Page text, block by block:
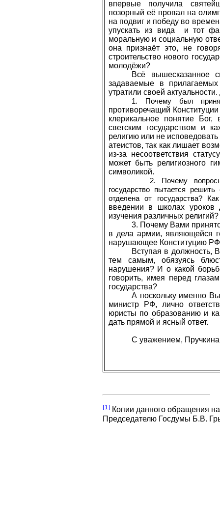
впервые получила
позорный её провал на
на подвиг и победу во
упускать из вида и тот
моральную и социальную
она признаёт это, не
строительство нового
молодёжи?
Всё вышесказанное
задаваемые в
утратили своей
1. Почему был
противоречащий
клерикальное понятие
светским государством и
религию или не исповедовать
атеистов, так как лишает
из-за несоответствия
может быть религиозного
символикой.
2. Почему
государство пытается
отделена от государства?
введении в школах уроков
изучения различных религий?
3. Почему Вами
в дела армии, являющейся
нарушающее Конституцию
Вступая в должность,
тем самым, обязуясь
нарушения? И о какой
говорить, имея перед
государства?
А поскольку именно
министрРФ, лично
юристы по образованию и
дать прямой и ясный ответ.
С уважением,
[1] Копии данного обращения
Председателю Госдумы Б.В.